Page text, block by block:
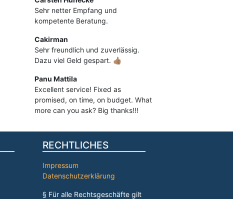
Sehr netter Empfang und
kompetente Beratung.
Cakirman
Sehr freundlich und zuverlässig.
Dazu viel Geld gespart. 👍🏽
Panu Mattila
Excellent service! Fixed as
promised, on time, on budget. What
more can you ask? Big thanks!!!
RECHTLICHES
Impressum
Datenschutzerklärung
§ Für alle Rechtsgeschäfte gilt